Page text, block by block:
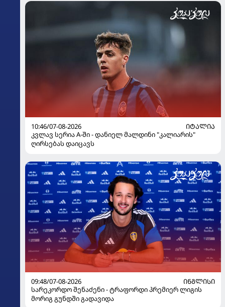
10:46/07-08-2026
ᲘᲢᲐᲚᲘᲐ
კვლავ სერია A-ში - დანიელ მალდინი "კალიარის"
ღირსებას დაიცავს
09:48/07-08-2026
ᲘᲜᲒᲚᲘᲡᲘ
სარეკორდო შენაძენი - ტრაფორდი პრემიერ ლიგის
მორიგ გუნდში გადავიდა